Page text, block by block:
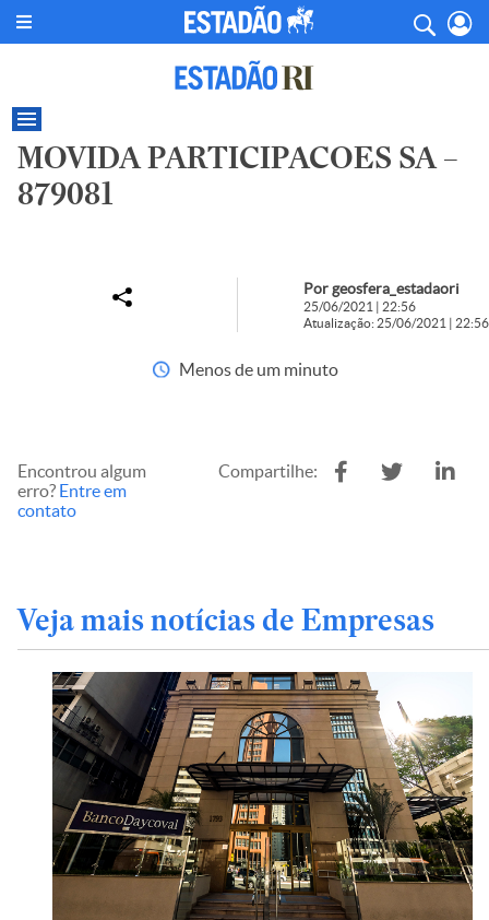
MOVIDA PARTICIPACOES SA –
879081
Por geosfera_estadaori
25/06/2021 | 22:56
Atualização: 25/06/2021 | 22:56
Menos de um minuto
Encontrou algum
erro? Entre em
contato
Compartilhe:
Veja mais notícias de Empresas